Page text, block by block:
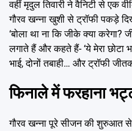
वहीं मृदुल तिवारी ने वैनिटी से एक
गौरव खन्ना खुशी से ट्रॉफी पकड़े
‘बोला था ना कि जीके क्या
लगाते हैं और कहते हैं- ‘ये मेरा छोटा
भाई, दोनों तबाही… और ट्रॉफी
फिनाले में फरहाना
गौरव खन्ना पूरे सीजन की शुरुआत से